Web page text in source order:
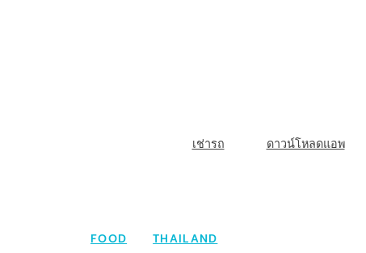
n
เช่ารถ ดาวน์โหลดแอพ
FOOD THAILAND